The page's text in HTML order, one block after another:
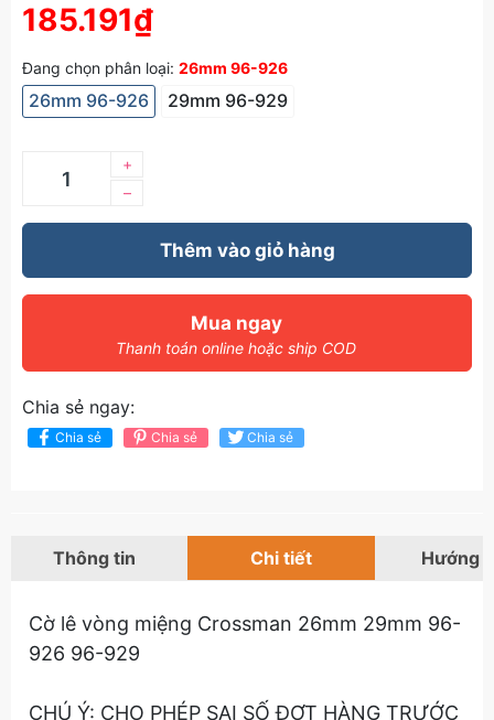
185.191₫
Đang chọn phân loại: 26mm 96-926
26mm 96-926 29mm 96-929
–
+
Thêm vào giỏ hàng
Mua ngay
Thanh toán online hoặc ship COD
Chia sẻ ngay:
Chia sẻ Chia sẻ Chia sẻ
Thông tin Chi tiết Hướng
Cờ lê vòng miệng Crossman 26mm 29mm 96-
926 96-929
CHÚ Ý: CHO PHÉP SAI SỐ ĐỢT HÀNG TRƯỚC